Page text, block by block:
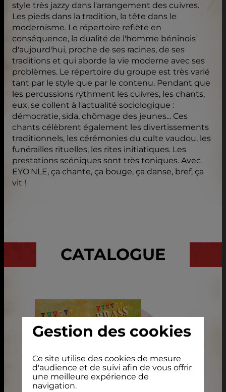
style très jazzy dans l'arrangement des cuivres.
Les pieds dans la tradition, la tête dans le
modernisme. Le répertoire reflète en
conséquence, la dualité de l'homme béninois
d'aujourd'hui, proche de ses racines, de ses
traditions et qui aborde la vie moderne avec ses
problèmes. Le répertoire du groupe est très varié
tant par le style que par le contenu. Pendant que
les percussions rythment les cuivres, les chants,
eux, se collent à l'actualité sociologique :
démocratie, sida, chômage des jeunes... Ces
chants célèbrent également les divertissements
traditionnels, les cérémonies du culte vaudou, les
funérailles rituelles, les rites initiatiques. Les
prestations scéniques sont très toniques. Avec
EYO'NLE, ça chante, ça bouge, ça danse, bref, ça
vit !
CATALOGUE
Gestion des cookies
Ce site utilise des cookies de mesure
d'audience et de suivi afin de vous offrir
une meilleure expérience de
navigation.